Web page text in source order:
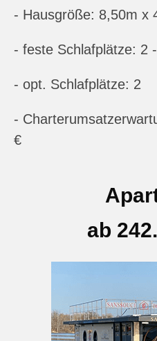
- Hausgröße: 8,50m x
- feste Schlafplätze: 2
- opt. Schlafplätze: 2
-
€
ab